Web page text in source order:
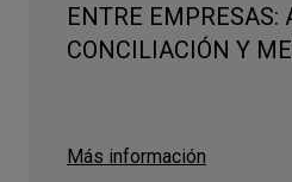
ENTRE EMPRESAS:
CONCILIACIÓN Y
Más información